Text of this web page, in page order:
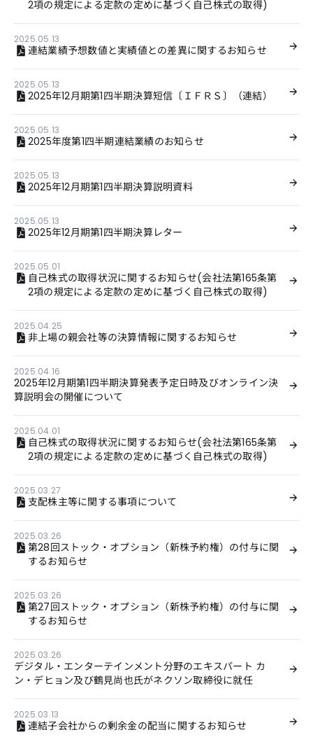
2項の規定による定款の定めに基づく自己株式の取得)
2025.05.13
連結業績予想数値と実績値との差異に関するお知らせ
2025.05.13
2025年12月期第1四半期決算短信〔ＩＦＲＳ〕（連結）
2025.05.13
2025年度第1四半期連結業績のお知らせ
2025.05.13
2025年12月期第1四半期決算説明資料
2025.05.13
2025年12月期第1四半期決算レター
2025.05.01
自己株式の取得状況に関するお知らせ(会社法第165条第
2項の規定による定款の定めに基づく自己株式の取得)
2025.04.25
非上場の親会社等の決算情報に関するお知らせ
2025.04.16
2025年12月期第1四半期決算発表予定日時及びオンライン決
算説明会の開催について
2025.04.01
自己株式の取得状況に関するお知らせ(会社法第165条第
2項の規定による定款の定めに基づく自己株式の取得)
2025.03.27
支配株主等に関する事項について
2025.03.26
第28回ストック・オプション（新株予約権）の付与に関
するお知らせ
2025.03.26
第27回ストック・オプション（新株予約権）の付与に関
するお知らせ
2025.03.26
デジタル・エンターテインメント分野のエキスパート カ
ン・デヒョン及び鶴見尚也氏がネクソン取締役に就任
2025.03.13
連結子会社からの剰余金の配当に関するお知らせ